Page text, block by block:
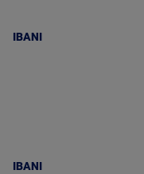
IBANI
IBANI